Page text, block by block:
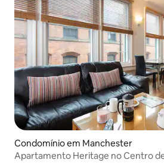
Condomínio em Manchester
Apartamento Heritage no Centro